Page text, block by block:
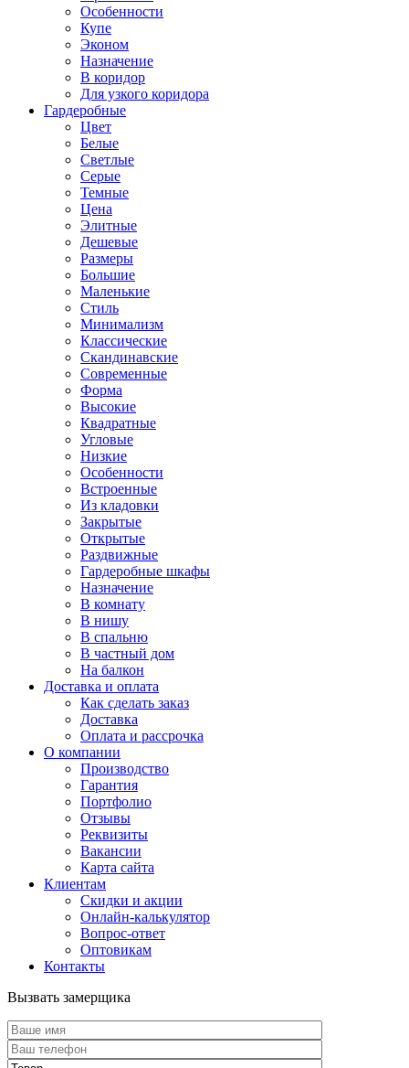
Особенности
Купе
Эконом
Назначение
В коридор
Для узкого коридора
Гардеробные
Цвет
Белые
Светлые
Серые
Темные
Цена
Элитные
Дешевые
Размеры
Большие
Маленькие
Стиль
Минимализм
Классические
Скандинавские
Современные
Форма
Высокие
Квадратные
Угловые
Низкие
Особенности
Встроенные
Из кладовки
Закрытые
Открытые
Раздвижные
Гардеробные шкафы
Назначение
В комнату
В нишу
В спальню
В частный дом
На балкон
Доставка и оплата
Как сделать заказ
Доставка
Оплата и рассрочка
О компании
Производство
Гарантия
Портфолио
Отзывы
Реквизиты
Вакансии
Карта сайта
Клиентам
Скидки и акции
Онлайн-калькулятор
Вопрос-ответ
Оптовикам
Контакты
Вызвать замерщика